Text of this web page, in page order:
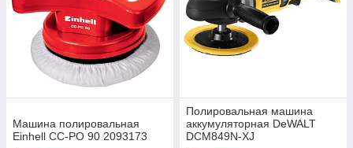
Машина полировальная
Einhell CC-PO 90 2093173
Полировальная машина
аккумуляторная DeWALT
DCM849N-XJ